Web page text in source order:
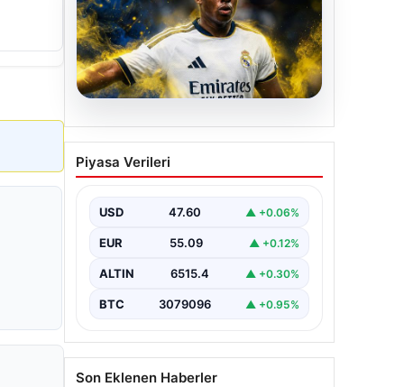
05.08.2026
Fenerbahçe, Real
Madrid’in genç yıldızını
Piyasa Verileri
USD 47.60 ▲ +0.06%
EUR 55.09 ▲ +0.12%
ALTIN 6515.4 ▲ +0.30%
BTC 3079096 ▲ +0.95%
Son Eklenen Haberler